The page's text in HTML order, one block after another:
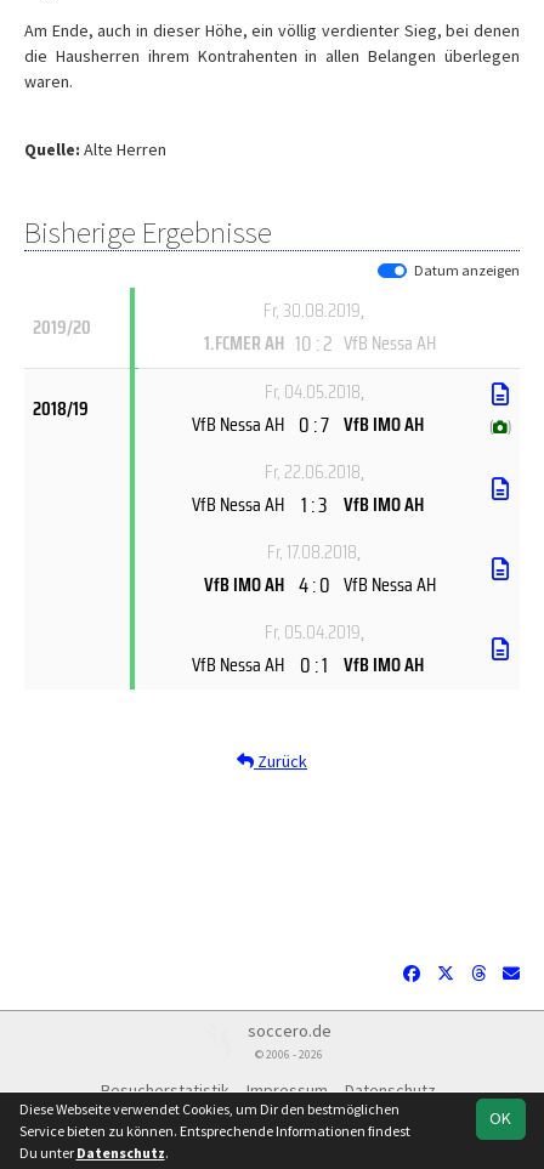
Am Ende, auch in dieser Höhe, ein völlig verdienter Sieg, bei denen
die Hausherren ihrem Kontrahenten in allen Belangen überlegen
waren.
Quelle: Alte Herren
Bisherige Ergebnisse
Datum anzeigen
2019/20
Fr, 30.08.2019,
1.FCMER AH 10 : 2 VfB Nessa AH
2018/19
Fr, 04.05.2018,
VfB Nessa AH 0 : 7 VfB IMO AH ( )
Fr, 22.06.2018,
VfB Nessa AH 1 : 3 VfB IMO AH
Fr, 17.08.2018,
VfB IMO AH 4 : 0 VfB Nessa AH
Fr, 05.04.2019,
VfB Nessa AH 0 : 1 VfB IMO AH
Zurück
soccero.de
© 2006 - 2026
Besucherstatistik Impressum
Datenschutz
OK
Diese Webseite verwendet Cookies, um Dir den bestmöglichen
Service bieten zu können. Entsprechende Informationen findest
Du unter Datenschutz.